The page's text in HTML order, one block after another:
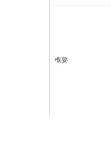
概要